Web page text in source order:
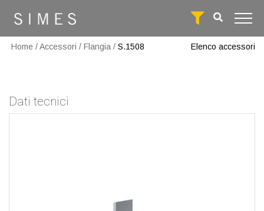
Home /Accessori / Flangia / S.1508 Elenco accessori
Dati tecnici